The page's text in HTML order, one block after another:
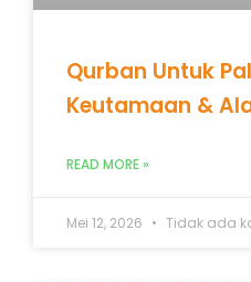
Qurban Untuk
Keutamaan &
READ MORE »
Mei 12, 2026 Tidak ada